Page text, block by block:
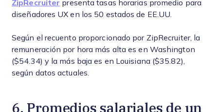
ZipRecruiter presenta tasas horarias promedio para
diseñadores UX en los 50 estados de EE.UU.
Según el recuento proporcionado por ZipRecruiter, la
remuneración por hora más alta es en Washington
($54.34) y la más baja es en Louisiana ($35.82),
según datos actuales.
6. Promedios salariales de un